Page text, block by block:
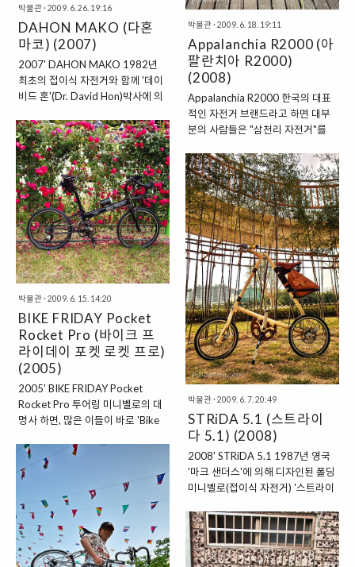
대회 Tour ..
들다 1972년 로드바이크(사이클)
를 본격적으로 생산하기 시작하며
자사의 자전..
박물관· 2009. 6. 26. 19:16
DAHON MAKO (다혼
마코) (2007)
2007' DAHON MAKO 1982년
최초의 접이식 자전거와 함께 '데이
비드 혼'(Dr. David Hon)박사에 의
접이식 자전거 공장 가동을 시작으
로 현재 세계 최대의 폴딩 바이크 생
산, 판매 업체로 자리 잡았다.
DAHON은 친환경적인 라이프스타
일을 추구하는 사람들을 위한 녹색
모빌리티 솔루션을 만드는 기업 철
학을 가지고 있다. 요즘 들어 다혼
(DAHON)의 자전거들은 폴딩이 되
지 않으면 분리가 되게 만들고 있다.
자사의 미니벨로 우베공
(Wobbegong)를 제외 한다면 거의
모든 모델들이 접히거나 분리가 된
다. 마코(MAKO)는 다혼의 제품으
로서는 드물게 폴딩이나 분리가 되
지 않는 모델이다. DAHON은 모델
명을 '상어'의 이름으로 짓는 걸로
유명한데 그중 앞..
박물관· 2009. 6. 18. 19:11
Appalanchia R2000 (아
팔란치아 R2000)
(2008)
Appalanchia R2000 한국의 대표
적인 자전거 브랜드라고 하면 대부
분의 사람들은 "삼천리 자전거"를
인 생활 자전거들을 주로 생산 판매
한다면, '첼로 스포츠(CELLO)'는 삼
천리 자전거가 고급차 시장과 고급
레저스포츠의 저변확대에 맞추어
1995년 1월부터 1년여 간의 준비
기간을 거쳐 1996년 1월 설립된 고
급 자전거 브랜드다. 첼로(CELLO)
는 현악기 '첼로'처럼 중후하고 고귀
하며 오래도록 간직하고 싶은 고품
격 제품만을 만들겠다는 의지를 가
지고 있다. COLNAGO, GT,
SCHWINN 같은 세계적인 완성차
및 SHIMANO, GIRO, BELL, BBB,
CASTELLI, SIDI등의 용품과 부품
80여개의 해외 브랜드를 수입 유통
하기도 하지만, CEL..
박물관· 2009. 6. 15. 14:20
BIKE FRIDAY Pocket
Rocket Pro (바이크 프
라이데이 포켓 로켓 프로)
(2005)
2005' BIKE FRIDAY Pocket
Rocket Pro 투어링 미니벨로의 대
명사 하면, 많은 이들이 바로 'Bike
프)'를 떠올린다. 그도 그럴 것이
Bike Friday(바이크 프라이데이, 바
프)의 창업주 'Hanz scholz'는 뛰어
난 성능의 투어링(여행) 자전거를
만들겠다는 일념으로 1991년 다이
아몬드 프레임의 '뉴 월드 투어리스
트' 프로토타입을 만들었고 그것은
역사의 시작이 됐다. 이 미국산 미니
박물관· 2009. 6. 7. 20:49
STRiDA 5.1 (스트라이
다 5.1) (2008)
2008' STRiDA 5.1 1987년 영국
'마크 샌더스'에 의해 디자인된 폴딩
미니벨로(접이식 자전거) '스트라이
니벨로 돌풍의 핵심에 있던 자전거
가 바로 스트라이다(STRiDA)다. 특
히 삼각형의 독특한 알루미늄 프레